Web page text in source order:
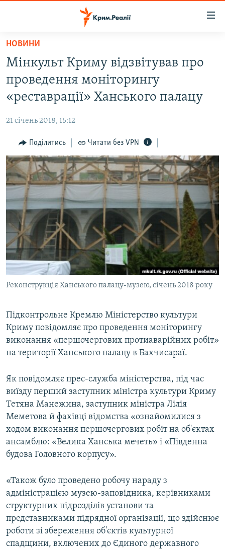
Перейти
основного
матеріалу
Перейти
до
основної
Перейти
до
пошуку
ВОДА.КРИМ
ВІДЕО ТА ФОТО
БЛОГИ
ПОГЛЯД
ІНТЕРВ'Ю
ВСЕ ЗА ДЕНЬ
СПЕЦПРОЕКТИ
ДЕПОРТАЦІЯ
ВІДЕОУРОКИ «ELIFBE»
СВІДЧЕННЯ ОКУПАЦІЇ
УКРАЇНСЬКА ПРОБЛЕМА КРИМУ
ІНФОГРАФІКА
ЯК ОБІЙТИ БЛОКУВАННЯ
Русский
Qırımtatar
ДОЛУЧАЙСЯ!
Усі сайти RFE/RL
НОВИНИ
Мінкульт Криму відзвітував про
проведення моніторингу
«реставрації» Ханського палацу
21 січень 2018, 15:12
Поділитись Читати без VPN
Реконструкція Ханського палацу-музею, січень 2018 року
Підконтрольне Кремлю Міністерство культури
Криму повідомляє про проведення моніторингу
виконання «першочергових протиаварійних робіт»
на території Ханського палацу в Бахчисараї.
Як повідомляє прес-служба міністерства, під час
виїзду перший заступник міністра культури Криму
Тетяна Манежина, заступник міністра Лілія
Меметова й фахівці відомства «ознайомилися з
ходом виконання першочергових робіт на об'єктах
ансамблю: «Велика Ханська мечеть» і «Південна
будова Головного корпусу».
«Також було проведено робочу нараду з
адміністрацією музею-заповідника, керівниками
структурних підрозділів установи та
представниками підрядної організації, що здійснює
роботи зі збереження об'єктів культурної
спадщини, включених до Єдиного державного